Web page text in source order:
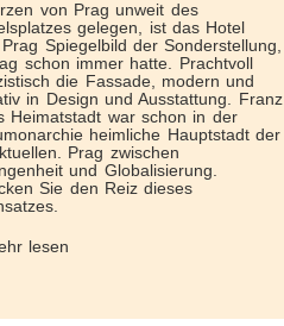
von Prag unweit des
gelegen, ist das Hotel
Spiegelbild der Sonderstellung,
schon immer hatte. Prachtvoll
die Fassade, modern und
in Design und Ausstattung. Franz
Heimatstadt war schon in der
heimliche Hauptstadt der
Prag zwischen
und Globalisierung.
Sie den Reiz dieses
lesen